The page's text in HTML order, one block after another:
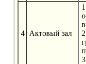
4 Актовый зал